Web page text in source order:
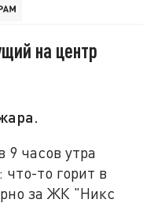
на центр
9 часов утра
то горит в
за ЖК "Никс